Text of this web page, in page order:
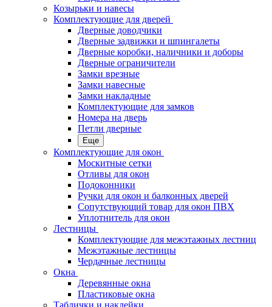
Козырьки и навесы
Комплектующие для дверей
Дверные доводчики
Дверные задвижки и шпингалеты
Дверные коробки, наличники и доборы
Дверные ограничители
Замки врезные
Замки навесные
Замки накладные
Комплектующие для замков
Номера на дверь
Петли дверные
Еще
Комплектующие для окон
Москитные сетки
Отливы для окон
Подоконники
Ручки для окон и балконных дверей
Сопутствующий товар для окон ПВХ
Уплотнитель для окон
Лестницы
Комплектующие для межэтажных лестниц
Межэтажные лестницы
Чердачные лестницы
Окна
Деревянные окна
Пластиковые окна
Таблички и наклейки